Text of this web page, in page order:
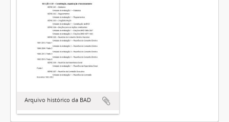
Arquivo histórico da BAD